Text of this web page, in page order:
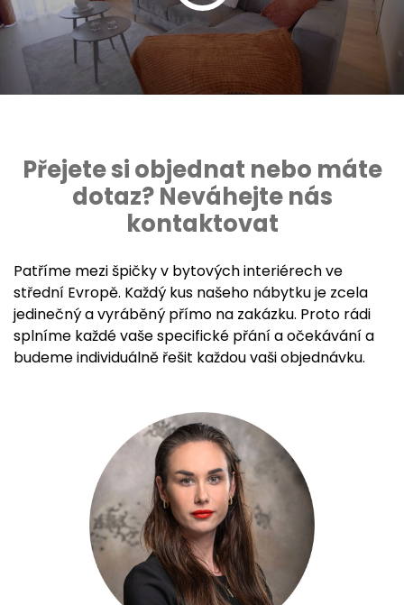
Přejete si objednat nebo máte
dotaz? Neváhejte nás
kontaktovat
Patříme mezi špičky v bytových interiérech ve
střední Evropě. Každý kus našeho nábytku je zcela
jedinečný a vyráběný přímo na zakázku. Proto rádi
splníme každé vaše specifické přání a očekávání a
budeme individuálně řešit každou vaši objednávku.